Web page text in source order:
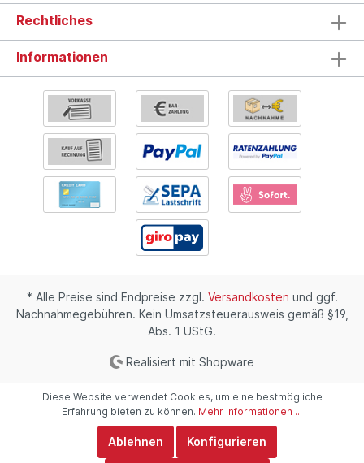
Rechtliches
Informationen
* Alle Preise sind Endpreise zzgl. Versandkosten und ggf.
Nachnahmegebühren. Kein Umsatzsteuerausweis gemäß §19,
Abs. 1 UStG.
Realisiert mit Shopware
Diese Website verwendet Cookies, um eine bestmögliche
Erfahrung bieten zu können. Mehr Informationen ...
Ablehnen Konfigurieren